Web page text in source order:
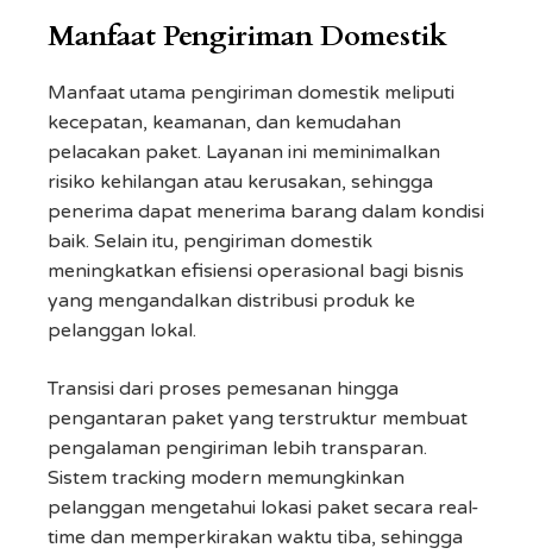
Manfaat Pengiriman Domestik
Manfaat utama pengiriman domestik meliputi
kecepatan, keamanan, dan kemudahan
pelacakan paket. Layanan ini meminimalkan
risiko kehilangan atau kerusakan, sehingga
penerima dapat menerima barang dalam kondisi
baik. Selain itu, pengiriman domestik
meningkatkan efisiensi operasional bagi bisnis
yang mengandalkan distribusi produk ke
pelanggan lokal.
Transisi dari proses pemesanan hingga
pengantaran paket yang terstruktur membuat
pengalaman pengiriman lebih transparan.
Sistem tracking modern memungkinkan
pelanggan mengetahui lokasi paket secara real-
time dan memperkirakan waktu tiba, sehingga